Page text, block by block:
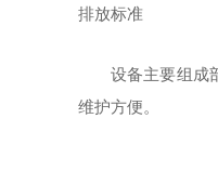
排放标准
设备主要组成
维护方便。